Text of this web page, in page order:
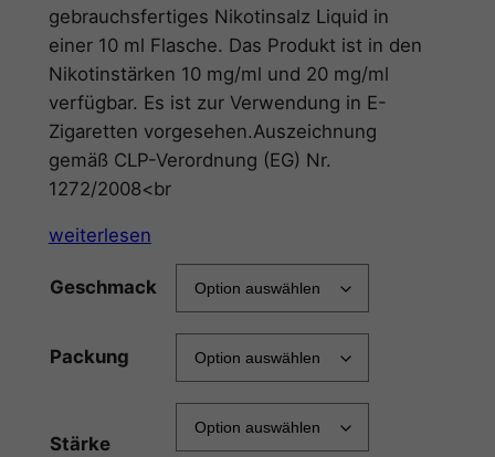
gebrauchsfertiges Nikotinsalz Liquid in
einer 10 ml Flasche. Das Produkt ist in den
Nikotinstärken 10 mg/ml und 20 mg/ml
verfügbar. Es ist zur Verwendung in E-
Zigaretten vorgesehen.Auszeichnung
gemäß CLP-Verordnung (EG) Nr.
1272/2008<br
weiterlesen
Geschmack
Packung
Stärke